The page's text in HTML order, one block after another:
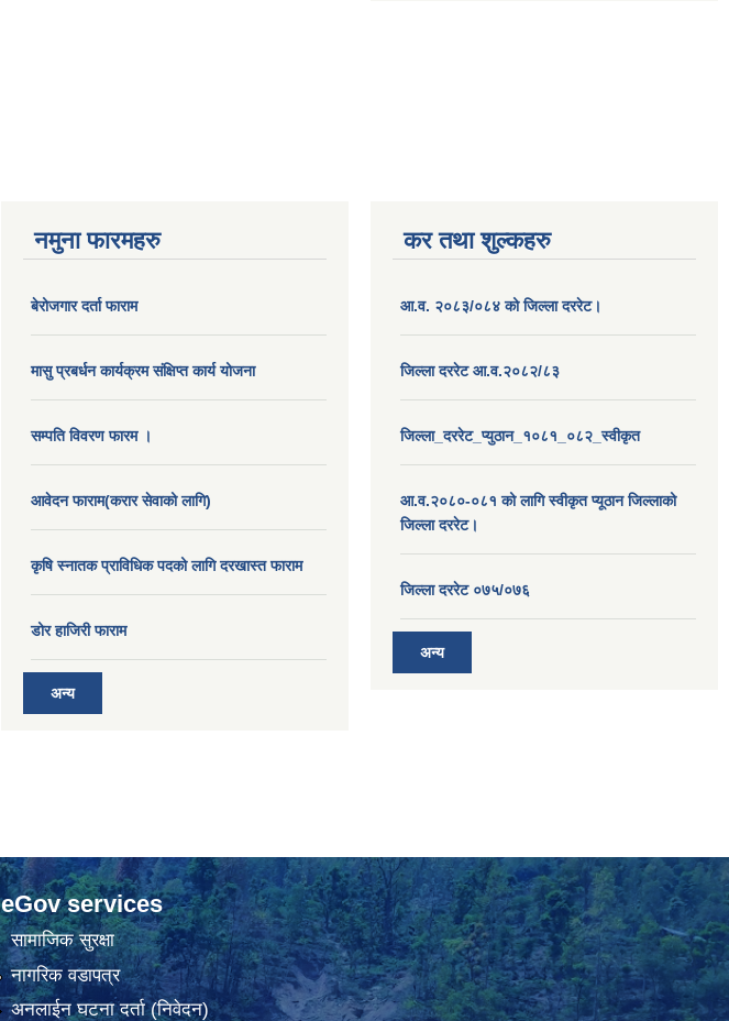
नमुना फारमहरु
बेरोजगार दर्ता फाराम
मासु प्रबर्धन कार्यक्रम संक्षिप्त कार्य योजना
सम्पति विवरण फारम ।
आवेदन फाराम(करार सेवाको लागि)
कृषि स्नातक प्राविधिक पदको लागि दरखास्त फाराम
डोर हाजिरी फाराम
अन्य
कर तथा शुल्कहरु
आ.व. २०८३/०८४ को जिल्ला दररेट।
जिल्ला दररेट आ.व.२०८२/८३
जिल्ला_दररेट_प्युठान_१०८१_०८२_स्वीकृत
आ.व.२०८०-०८१ को लागि स्वीकृत प्यूठान जिल्लाको
जिल्ला दररेट।
जिल्ला दररेट ०७५/०७६
अन्य
eGov services
सामाजिक सुरक्षा
नागरिक वडापत्र
अनलाईन घटना दर्ता (निवेदन)